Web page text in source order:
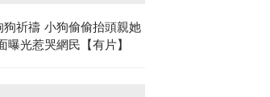
狗祈禱 小狗偷偷抬頭親她
曝光惹哭網民【有片】